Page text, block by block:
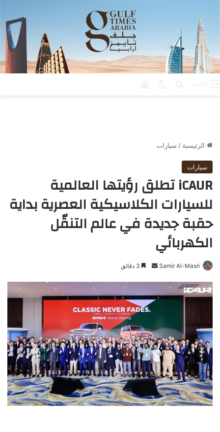
الرئيسية / سيارات
سيارات
iCAUR تطلق رؤيتها العالمية
للسيارات الكلاسيكية العصرية بداية
حقبة جديدة في عالم التنقّل
الكهربائي
Samir Al-Masri
ل
ب
ي
د
ا
إ
ك
ت